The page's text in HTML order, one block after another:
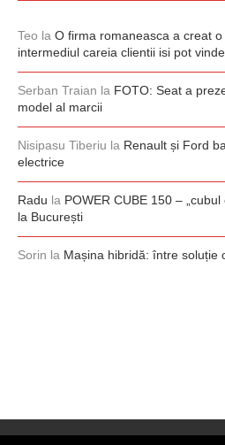
Teo la O firma romaneasca a creat
intermediul careia clientii isi pot
Serban Traian la FOTO: Seat a
model al marcii
Nisipasu Tiberiu la Renault și Ford
electrice
Radu la POWER CUBE 150 –
la București
Sorin la Mașina hibridă: între